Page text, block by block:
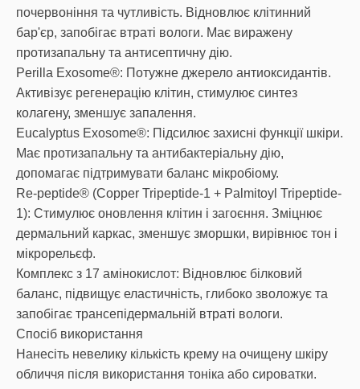
почервоніння та чутливість. Відновлює клітинний
бар'єр, запобігає втраті вологи. Має виражену
протизапальну та антисептичну дію.
Perilla Exosome®: Потужне джерело антиоксидантів.
Активізує регенерацію клітин, стимулює синтез
колагену, зменшує запалення.
Eucalyptus Exosome®: Підсилює захисні функції шкіри.
Має протизапальну та антибактеріальну дію,
допомагає підтримувати баланс мікробіому.
Re-peptide® (Copper Tripeptide-1 + Palmitoyl Tripeptide-
1): Стимулює оновлення клітин і загоєння. Зміцнює
дермальний каркас, зменшує зморшки, вирівнює тон і
мікрорельєф.
Комплекс з 17 амінокислот: Відновлює білковий
баланс, підвищує еластичність, глибоко зволожує та
запобігає трансепідермальній втраті вологи.
Спосіб використання
Нанесіть невелику кількість крему на очищену шкіру
обличчя після використання тоніка або сироватки.